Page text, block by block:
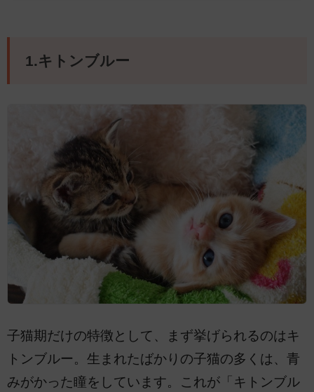
1.キトンブルー
子猫期だけの特徴として、まず挙げられるのはキ
トンブルー。生まれたばかりの子猫の多くは、青
みがかった瞳をしています。これが「キトンブル